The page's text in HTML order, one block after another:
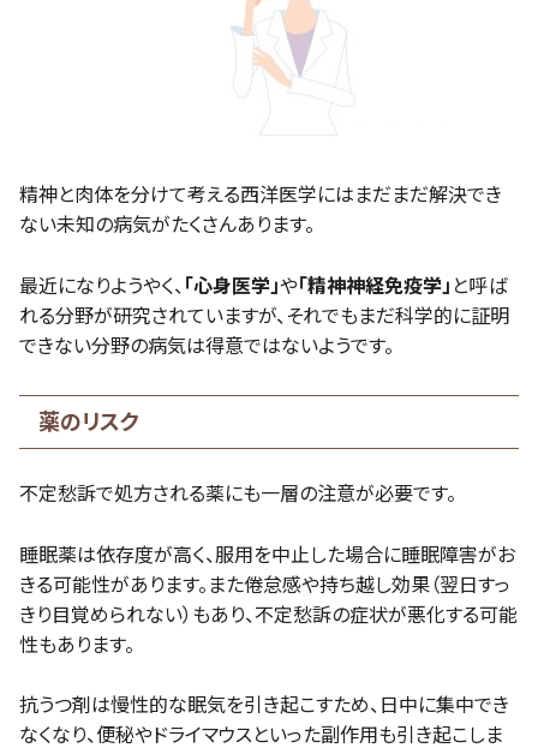
精神と肉体を分けて考える西洋医学にはまだまだ解決でき
ない未知の病気がたくさんあります。
最近になりようやく、 「心身医学」や「精神神経免疫学」 と呼ば
れる分野が研究されていますが、それでもまだ科学的に証明
できない分野の病気は得意ではないようです。
薬のリスク
不定愁訴で処方される薬にも一層の注意が必要です。
睡眠薬は依存度が高く、服用を中止した場合に睡眠障害がお
きる可能性があります。また倦怠感や持ち越し効果（翌日すっ
きり目覚められない）もあり、不定愁訴の症状が悪化する可能
性もあります。
抗うつ剤は慢性的な眠気を引き起こすため、日中に集中でき
なくなり、便秘やドライマウスといった副作用も引き起こしま